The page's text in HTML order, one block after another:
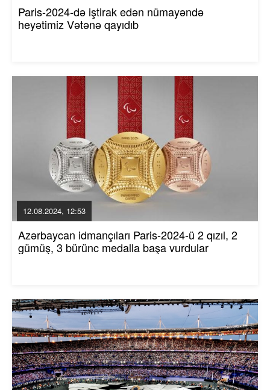
Paris-2024-də iştirak edən nümayəndə
heyətimiz Vətənə qayıdıb
12.08.2024, 12:53
Azərbaycan idmançıları Paris-2024-ü 2 qızıl, 2
gümüş, 3 bürünc medalla başa vurdular